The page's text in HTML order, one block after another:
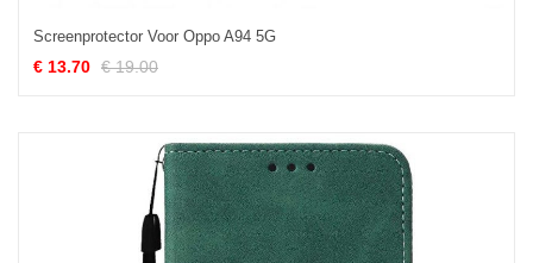
Screenprotector Voor Oppo A94 5G
€ 13.70 € 19.00